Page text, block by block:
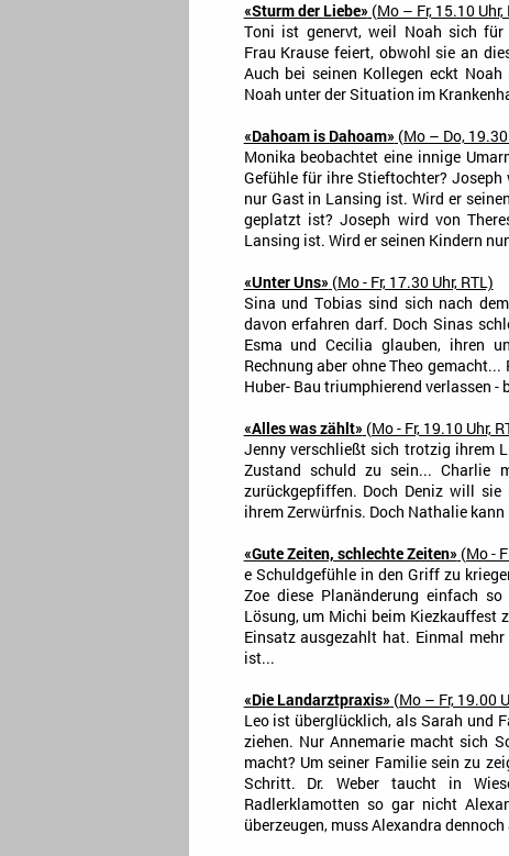
«Sturm der Liebe» (Mo – Fr, 15.10 Uhr,
Toni ist genervt, weil Noah sich für
Frau Krause feiert, obwohl sie an
Auch bei seinen Kollegen eckt
Noah unter der Situation im
«Dahoam is Dahoam» (Mo – Do,
Monika beobachtet eine innige
Gefühle für ihre Stieftochter? Joseph
nur Gast in Lansing ist. Wird er
geplatzt ist? Joseph wird von
Lansing ist. Wird er seinen Kindern
«Unter Uns» (Mo - Fr, 17.30 Uhr, RTL)
Sina und Tobias sind sich nach
davon erfahren darf. Doch Sinas
Esma und Cecilia glauben, ihren
Rechnung aber ohne Theo
Huber- Bau triumphierend verlassen
«Alles was zählt» (Mo - Fr, 19.10 Uhr,
Jenny verschließt sich trotzig ihrem
Zustand schuld zu sein...
zurückgepfiffen. Doch Deniz will
ihrem Zerwürfnis. Doch Nathalie
«Gute Zeiten, schlechte Zeiten» (Mo -
e Schuldgefühle in den Griff zu
Zoe diese Planänderung einfach
Lösung, um Michi beim Kiezkauffest
Einsatz ausgezahlt hat. Einmal
ist...
«Die Landarztpraxis» (Mo – Fr, 19.00
Leo ist überglücklich, als Sarah und
ziehen. Nur Annemarie macht sich
macht? Um seiner Familie sein zu
Schritt. Dr. Weber taucht in
Radlerklamotten so gar nicht
überzeugen, muss Alexandra